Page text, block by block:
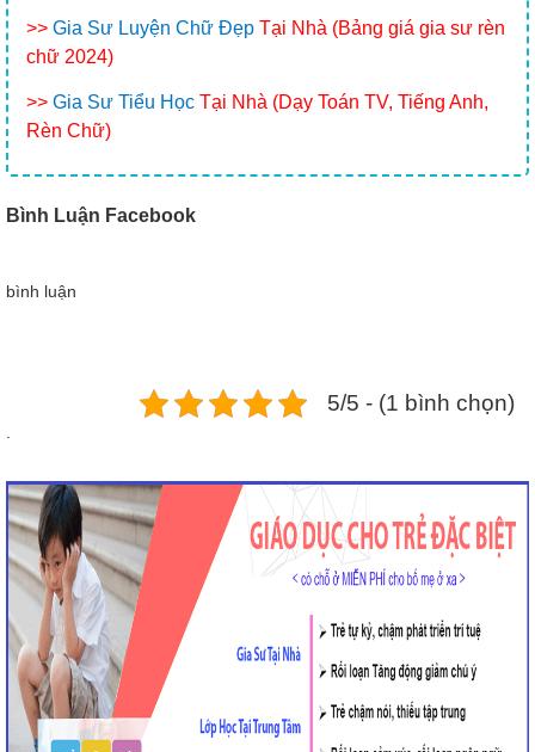
>> Gia Sư Luyện Chữ Đẹp Tại Nhà (Bảng giá gia sư rèn
chữ 2024)
>> Gia Sư Tiểu Học Tại Nhà (Dạy Toán TV, Tiếng Anh,
Rèn Chữ)
Bình Luận Facebook
bình luận
5/5 - (1 bình chọn)